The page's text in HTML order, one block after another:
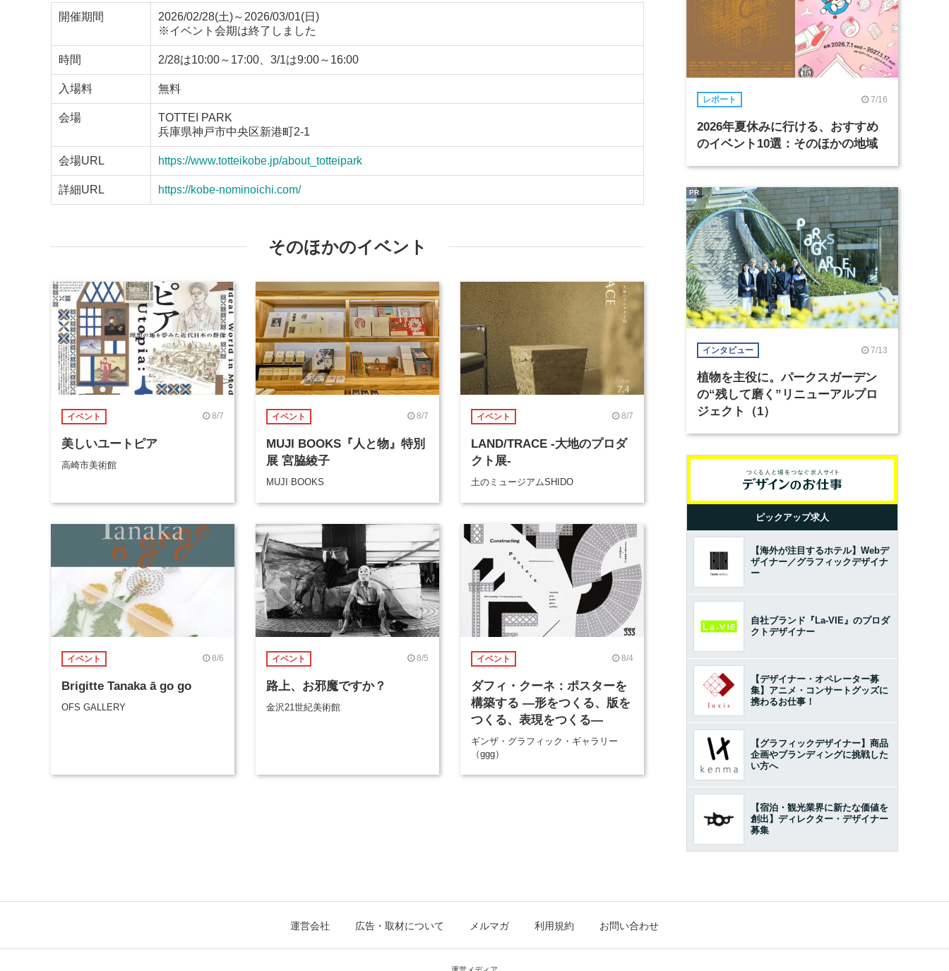
開催期間
2026/02/28(土)～2026/03/01(日)
※イベント会期は終了しました
時間 2/28は10:00～17:00、3/1は9:00～16:00
入場料 無料
会場
TOTTEI PARK
兵庫県神戸市中央区新港町2-1
会場URL https://www.totteikobe.jp/about_totteipark
詳細URL https://kobe-nominoichi.com/
そのほかのイベント
イベント 8/7
美しいユートピア
高崎市美術館
イベント 8/7
MUJI BOOKS『人と物』特別
展 宮脇綾子
MUJI BOOKS
イベント 8/7
LAND/TRACE -大地のプロダ
クト展-
土のミュージアムSHIDO
イベント 8/6
Brigitte Tanaka ā go go
OFS GALLERY
イベント 8/5
路上、お邪魔ですか？
金沢21世紀美術館
イベント 8/4
ダフィ・クーネ：ポスターを
構築する ―形をつくる、版を
つくる、表現をつくる―
ギンザ・グラフィック・ギャラリー
（ggg）
レポート 7/16
2026年夏休みに行ける、おすすめ
のイベント10選：そのほかの地域
インタビュー 7/13
植物を主役に。パークスガーデン
の“残して磨く”リニューアルプロ
ジェクト（1）
PR
ピックアップ求人
【海外が注目するホテル】Webデ
ザイナー／グラフィックデザイナ
ー
自社ブランド『La-VIE』のプロダ
クトデザイナー
【デザイナー・オペレーター募
集】アニメ・コンサートグッズに
携わるお仕事！
【グラフィックデザイナー】商品
企画やブランディングに挑戦した
い方へ
【宿泊・観光業界に新たな価値を
創出】ディレクター・デザイナー
募集
運営会社 広告・取材について メルマガ 利用規約 お問い合わせ